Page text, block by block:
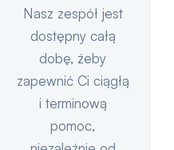
Nasz zespół jest
dostępny całą
dobę, żeby
zapewnić Ci ciągłą
i terminową
pomoc,